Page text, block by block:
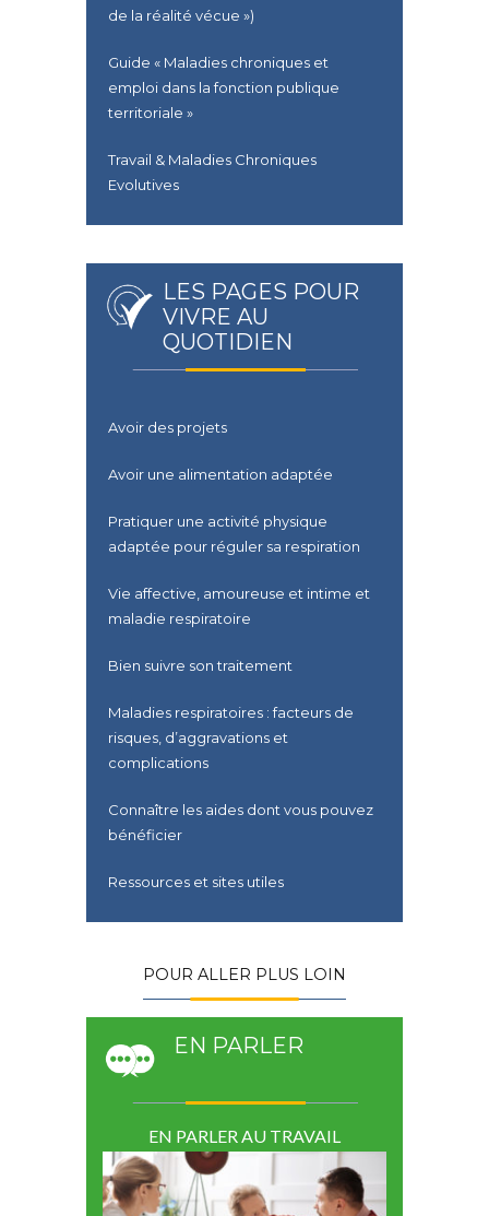
de la réalité vécue »)
Guide « Maladies chroniques et
emploi dans la fonction publique
territoriale »
Travail & Maladies Chroniques
Evolutives
LES PAGES POUR
VIVRE AU
QUOTIDIEN
Avoir des projets
Avoir une alimentation adaptée
Pratiquer une activité physique
adaptée pour réguler sa respiration
Vie affective, amoureuse et intime et
maladie respiratoire
Bien suivre son traitement
Maladies respiratoires : facteurs de
risques, d’aggravations et
complications
Connaître les aides dont vous pouvez
bénéficier
Ressources et sites utiles
POUR ALLER PLUS LOIN
EN PARLER
EN PARLER AU TRAVAIL